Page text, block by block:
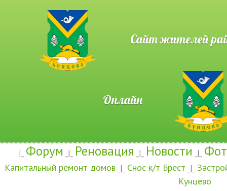
Сайт жителей
Онлайн
|_ Форум _|_ Реновация _|_ Новости _|_
Капитальный ремонт домов _|_ Снос к/т Брест _|_
Кунцево